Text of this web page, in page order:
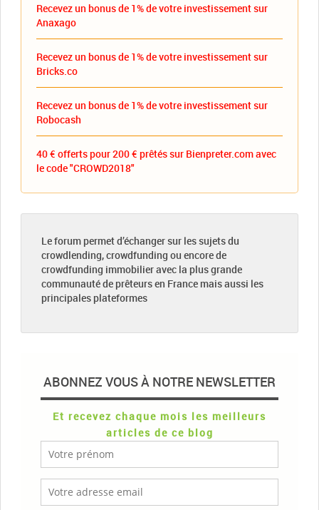
Recevez un bonus de 1% de votre investissement sur
Anaxago
Recevez un bonus de 1% de votre investissement sur
Bricks.co
Recevez un bonus de 1% de votre investissement sur
Robocash
40 € offerts pour 200 € prêtés sur Bienpreter.com avec
le code "CROWD2018"
Le forum permet d’échanger sur les sujets du
crowdlending, crowdfunding ou encore de
crowdfunding immobilier avec la plus grande
communauté de prêteurs en France mais aussi les
principales plateformes
ABONNEZ VOUS À NOTRE NEWSLETTER
Et recevez chaque mois les meilleurs
articles de ce blog